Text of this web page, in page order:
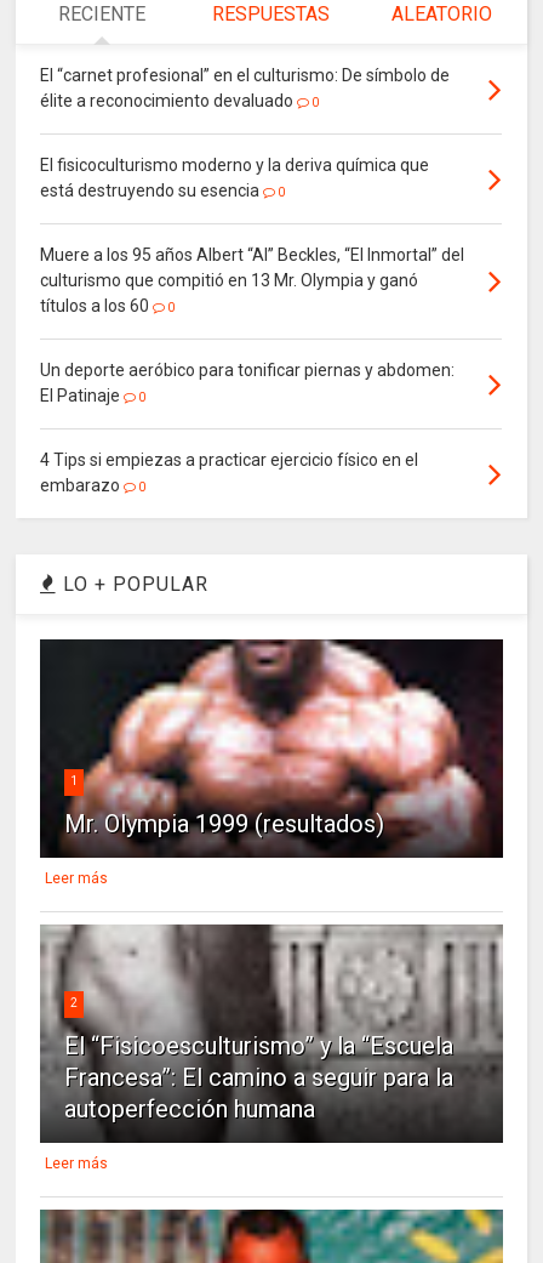
RECIENTE RESPUESTAS ALEATORIO
El “carnet profesional” en el culturismo: De símbolo de
élite a reconocimiento devaluado
0
El fisicoculturismo moderno y la deriva química que
está destruyendo su esencia
0
Muere a los 95 años Albert “Al” Beckles, “El Inmortal” del
culturismo que compitió en 13 Mr. Olympia y ganó
títulos a los 60
0
Un deporte aeróbico para tonificar piernas y abdomen:
El Patinaje
0
4 Tips si empiezas a practicar ejercicio físico en el
embarazo
0
LO + POPULAR
1
Mr. Olympia 1999 (resultados)
Leer más
2
El “Fisicoesculturismo” y la “Escuela
Francesa”: El camino a seguir para la
autoperfección humana
Leer más